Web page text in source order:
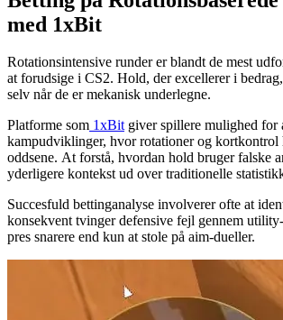
med 1xBit
Rotationsintensive runder er blandt de mest
at forudsige i CS2. Hold, der excellerer i
selv når de er mekanisk underlegne.
Platforme som 1xBitgiver spillere mulighed for
kampudviklinger, hvor rotationer og
oddsene. At forstå, hvordan hold bruger falske
yderligere kontekst ud over traditionelle
Succesfuld bettinganalyse involverer ofte at
konsekvent tvinger defensive fejl gennem
pres snarere end kun at stole på aim-dueller.